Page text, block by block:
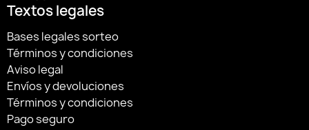
Textos legales
Bases legales sorteo
Términos y condiciones
Aviso legal
Envíos y devoluciones
Términos y condiciones
Pago seguro